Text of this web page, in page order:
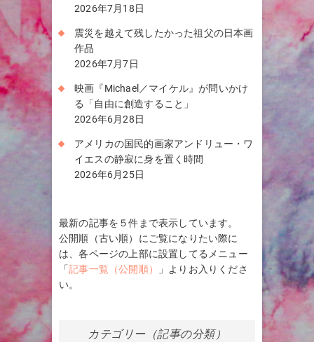
2026年7月18日
震災を越えて残したかった祖父の日本画
作品
2026年7月7日
映画『Michael／マイケル』が問いかけ
る「自由に創造すること」
2026年6月28日
アメリカの国民的画家アンドリュー・ワ
イエスの静寂に身を置く時間
2026年6月25日
最新の記事を５件まで表示しています。
公開順（古い順）にご覧になりたい際に
は、各ページの上部に設置してるメニュー
「記事一覧（公開順）
」よりお入りくださ
い。
カテゴリー（記事の分類）